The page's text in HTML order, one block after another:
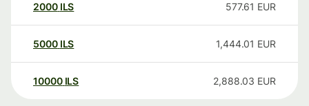
2000 ILS 577.61 EUR
5000 ILS 1,444.01 EUR
10000 ILS 2,888.03 EUR